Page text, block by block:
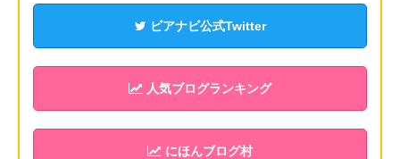
ビアナビ公式Twitter
人気ブログランキング
にほんブログ村